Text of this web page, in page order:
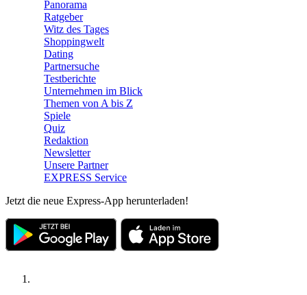
Panorama
Ratgeber
Witz des Tages
Shoppingwelt
Dating
Partnersuche
Testberichte
Unternehmen im Blick
Themen von A bis Z
Spiele
Quiz
Redaktion
Newsletter
Unsere Partner
EXPRESS Service
Jetzt die neue Express-App herunterladen!